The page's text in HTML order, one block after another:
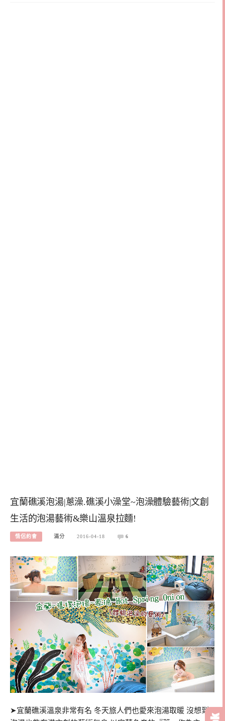
宜蘭礁溪泡湯|蔥澡.礁溪小澡堂~泡澡體驗藝術|文創
生活的泡湯藝術&樂山溫泉拉麵!
情侶約會 滿分 2016-04-18 6
➤宜蘭礁溪溫泉非常有名 冬天旅人們也愛來泡湯取暖 沒想到